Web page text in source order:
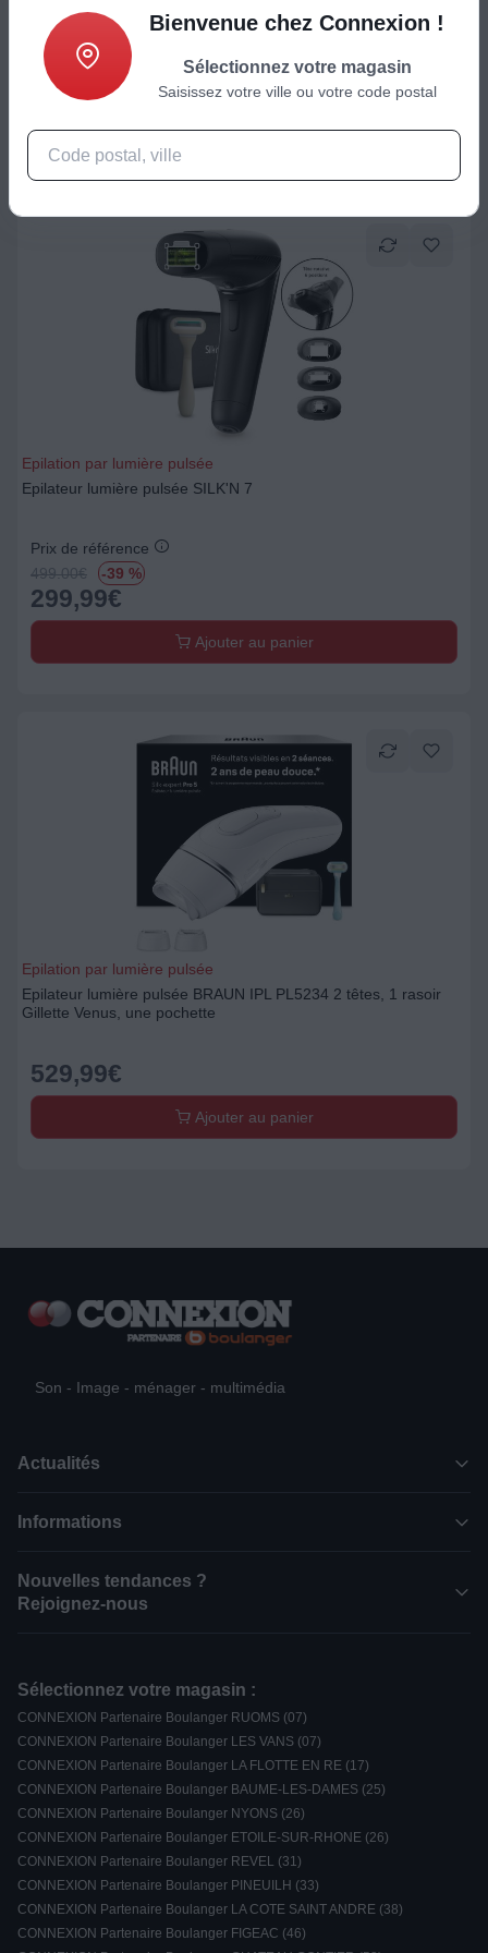
Epilateur lumière pulsée PHILIPS Lumea série 7000 BRI920/00
349,99€
Ajouter au panier
Epilation par lumière pulsée
Epilateur lumière pulsée SILK'N 7
Prix de référence
499.00€ -39 %
299,99€
Ajouter au panier
Epilation par lumière pulsée
Epilateur lumière pulsée BRAUN IPL PL5234 2 têtes, 1 rasoir
Gillette Venus, une pochette
529,99€
Ajouter au panier
Son - Image - ménager - multimédia
Actualités
Informations
Nouvelles tendances ?
Rejoignez-nous
Sélectionnez votre magasin :
CONNEXION Partenaire Boulanger RUOMS (07)
CONNEXION Partenaire Boulanger LES VANS (07)
CONNEXION Partenaire Boulanger LA FLOTTE EN RE (17)
CONNEXION Partenaire Boulanger BAUME-LES-DAMES (25)
CONNEXION Partenaire Boulanger NYONS (26)
CONNEXION Partenaire Boulanger ETOILE-SUR-RHONE (26)
CONNEXION Partenaire Boulanger REVEL (31)
CONNEXION Partenaire Boulanger PINEUILH (33)
CONNEXION Partenaire Boulanger LA COTE SAINT ANDRE (38)
CONNEXION Partenaire Boulanger FIGEAC (46)
Bienvenue chez Connexion !
Sélectionnez votre magasin
Saisissez votre ville ou votre code postal